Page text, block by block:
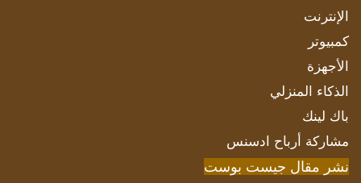
الإنترنت
كمبيوتر
الأجهزة
الذكاء المنزلي
باك لينك
مشاركة أرباح ادسنس
نشر مقال جيست بوست